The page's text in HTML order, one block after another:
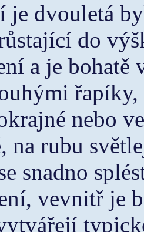
je dvouletá
do
a je bohatě
nebo
na rubu
snadno
vevnitř je